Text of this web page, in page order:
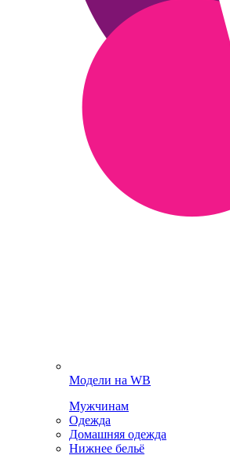
Модели на WB
Мужчинам
Одежда
Домашняя одежда
Нижнее бельё